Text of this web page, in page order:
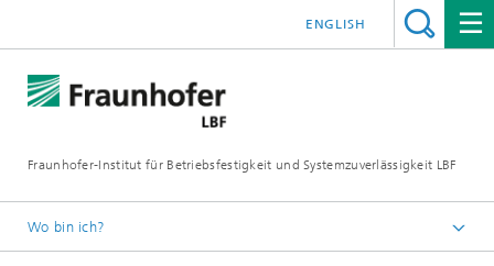
Fraunhofer-Institut für Betriebsfestigkeit und Systemzuverlässigkeit LBF
ENGLISH
Wo bin ich?